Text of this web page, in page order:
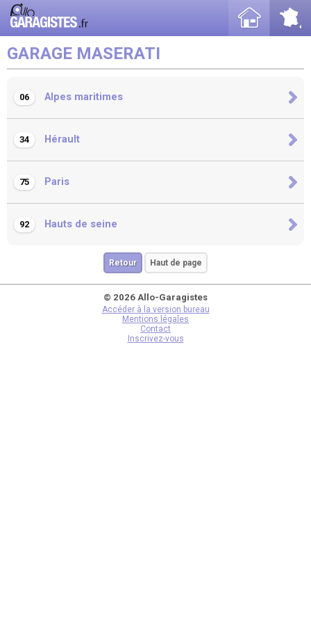
GARAGE MASERATI
06 Alpes maritimes
34 Hérault
75 Paris
92 Hauts de seine
Retour Haut de page
© 2026 Allo-Garagistes
Accéder à la version bureau
Mentions légales
Contact
Inscrivez-vous